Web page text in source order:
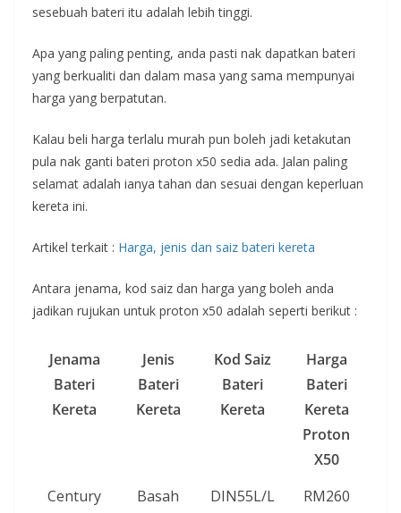
sesebuah bateri itu adalah lebih tinggi.
Apa yang paling penting, anda pasti nak dapatkan bateri
yang berkualiti dan dalam masa yang sama mempunyai
harga yang berpatutan.
Kalau beli harga terlalu murah pun boleh jadi ketakutan
pula nak ganti bateri proton x50 sedia ada. Jalan paling
selamat adalah ianya tahan dan sesuai dengan keperluan
kereta ini.
Artikel terkait : Harga, jenis dan saiz bateri kereta
Antara jenama, kod saiz dan harga yang boleh anda
jadikan rujukan untuk proton x50 adalah seperti berikut :
Jenama
Bateri
Kereta
Jenis
Bateri
Kereta
Kod Saiz
Bateri
Kereta
Harga
Bateri
Kereta
Proton
X50
Century
Basah
DIN55L/L
RM260